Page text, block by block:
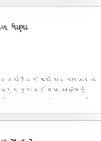
જ હશે ! દ
કરી ? તમે મારી વાત ગણકારતા
વર્ષ પૂરા થઈ ગયા. બાવીસમું
ગયા. તમે એકવાર એમની
" હું મોકો જોઈને